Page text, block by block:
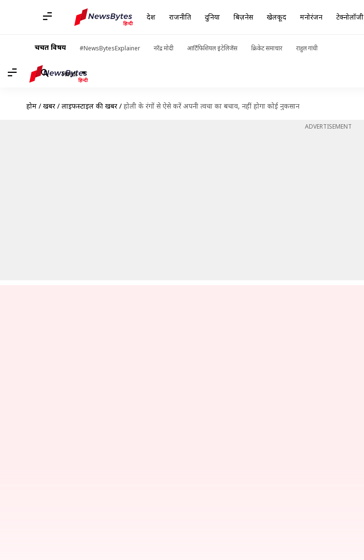
देश राजनीति दुनिया बिज़नेस खेलकूद मनोरंजन टेक्नोलॉजी
चर्चित विषय #NewsBytesExplainer नरेंद्र मोदी आर्टिफिशियल इंटेलिजेंस क्रिकेट समाचार राहुल गांधी
Hindi
होम / खबरें / लाइफस्टाइल की खबरें / होली के रंगों से ऐसे करें अपनी त्वचा का बचाव, नहीं होगा कोई नुकसान
ADVERTISEMENT